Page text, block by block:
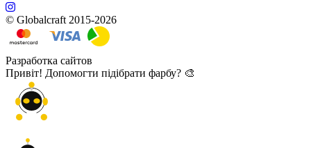
© Globalcraft 2015-2026
Разработка сайтов
Привіт! Допомогти підібрати фарбу? 🎨